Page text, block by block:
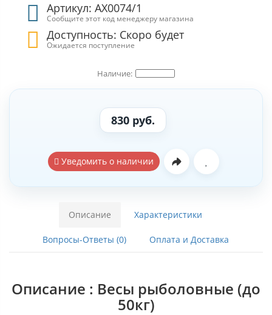
Артикул: АХ0074/1
Сообщите этот код менеджеру магазина
Доступность: Скоро будет
Ожидается поступление
830 руб.
Уведомить о наличии
Описание Характеристики
Вопросы-Ответы (0) Оплата и Доставка
Описание : Весы рыболовные (до
50кг)